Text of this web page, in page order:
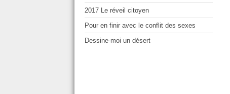
2017 Le réveil citoyen
Pour en finir avec le conflit des sexes
Dessine-moi un désert